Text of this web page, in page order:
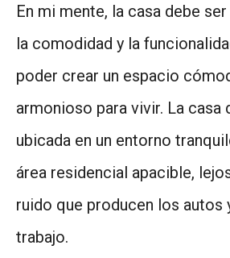
En mi mente, la casa debe
la comodidad y la
poder crear un espacio
armonioso para vivir. La casa
ubicada en un entorno
área residencial apacible,
ruido que producen los autos
trabajo.